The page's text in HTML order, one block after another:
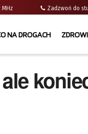
MHz Zadzwoń do
NA DROGACH